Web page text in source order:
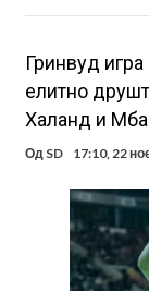
Гринвуд
елитно
Халанд и
Од SD 17:10, 22